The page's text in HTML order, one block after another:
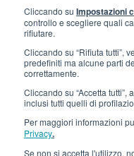
Cliccando su Impostazioni
controllo e scegliere quali
rifiutare.
Cliccando su “Rifiuta tutti”,
predefiniti ma alcune parti
correttamente.
Cliccando su “Accetta tutti”,
inclusi tutti quelli di
Per maggiori informazioni
Privacy.
Se non si accetta l'utilizzo,